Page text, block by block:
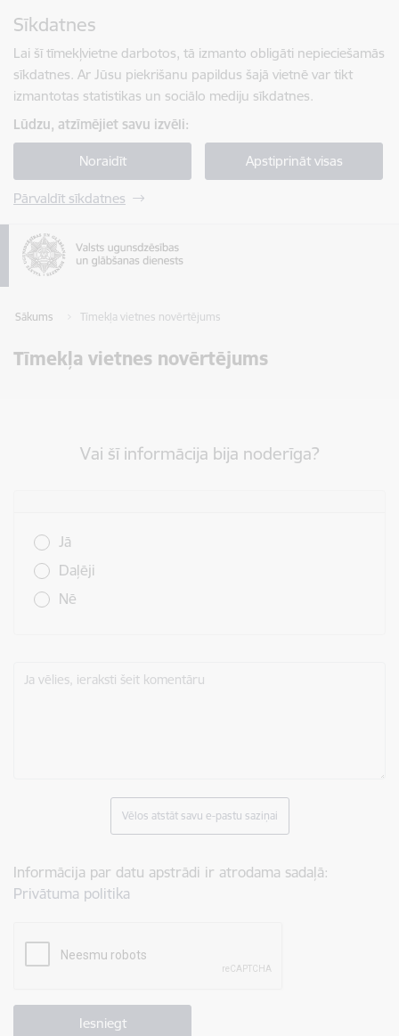
Sīkdatnes
Lai šī tīmekļvietne darbotos, tā izmanto obligāti nepieciešamās
sīkdatnes. Ar Jūsu piekrišanu papildus šajā vietnē var tikt
izmantotas statistikas un sociālo mediju sīkdatnes.
Lūdzu, atzīmējiet savu izvēli:
Noraidīt Apstiprināt visas
Pārvaldīt sīkdatnes
Sākums Tīmekļa vietnes novērtējums
Tīmekļa vietnes novērtējums
Vai šī informācija bija noderīga?
Jā
Daļēji
Nē
Ja vēlies, ieraksti šeit komentāru
Vēlos atstāt savu e-pastu saziņai
Informācija par datu apstrādi ir atrodama sadaļā:
Privātuma politika